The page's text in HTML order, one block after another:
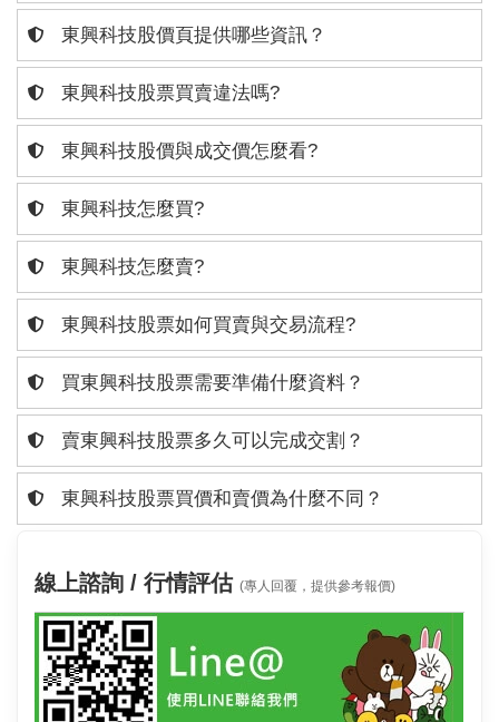
東興科技股價頁提供哪些資訊？
東興科技股票買賣違法嗎?
東興科技股價與成交價怎麼看?
東興科技怎麼買?
東興科技怎麼賣?
東興科技股票如何買賣與交易流程?
買東興科技股票需要準備什麼資料？
賣東興科技股票多久可以完成交割？
東興科技股票買價和賣價為什麼不同？
線上諮詢 / 行情評估 (專人回覆，提供參考報價)